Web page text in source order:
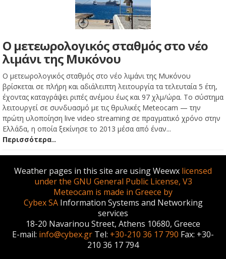
Ο μετεωρολογικός σταθμός στο νέο
λιμάνι της Μυκόνου
Ο μετεωρολογικός σταθμός στο νέο λιμάνι της Μυκόνου
βρίσκεται σε πλήρη και αδιάλειπτη λειτουργία τα τελευταία 5 έτη,
έχοντας καταγράψει ριπές ανέμου έως και 97 χλμ/ώρα. Το σύστημα
λειτουργεί σε συνδυασμό με τις θρυλικές Meteocam — την
πρώτη υλοποίηση live video streaming σε πραγματικό χρόνο στην
Ελλάδα, η οποία ξεκίνησε το 2013 μέσα από έναν...
Περισσότερα..
Weather pages in this site are using Weewx licensed
under the GNU General Public License, V3
Meteocam is made in Greece by
Cybex SAInformation Systems and Networking
services
18-20 Navarinou Street, Athens 10680, Greece
E-mail: info@cybex.gr Tel: +30-210 36 17 790 Fax: +30-
210 36 17 794